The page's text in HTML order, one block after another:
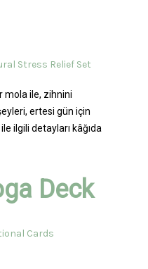
mola ile, zihnini
ertesi gün için
ilgili detayları kâğıda
Deck